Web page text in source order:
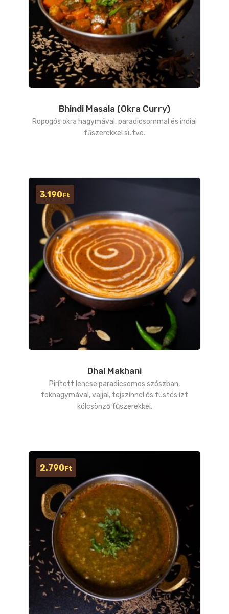
Bhindi Masala (Okra Curry)
Ropogós okra hagymával, paradicsommal és indiai
fűszerekkel sütve.
Dhal Makhani
Pirított lencse paradicsomos szószban,
fokhagymával, vajjal, tejszínnel és füstös ízt
kölcsönző fűszerekkel.
3.190Ft
2.790Ft